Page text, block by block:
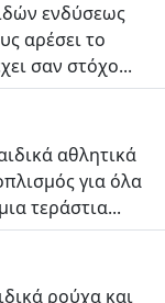
ενδύσεως
αρέσει το
σαν στόχο...
αθλητικά
για όλα
τεράστια...
ρούχα και